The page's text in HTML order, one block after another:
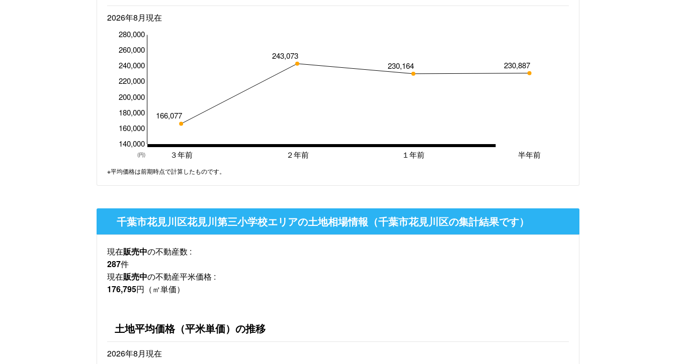
2026年8月現在
３年前 ２年前 １年前 半年前
140,000
160,000
180,000
200,000
220,000
240,000
260,000
280,000
166,077
243,073
230,164
230,887
(円)
※平均価格は前期時点で計算したものです。
千葉市花見川区花見川第三小学校エリアの土地相場情報（千葉市花見川区の集計結果です）
現在販売中の不動産数 :
287件
現在販売中の不動産平米価格 :
176,795円（㎡単価）
土地平均価格（平米単価）の推移
2026年8月現在